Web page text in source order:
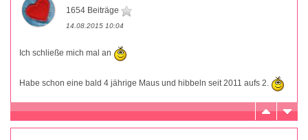
1654 Beiträge
14.08.2015 10:04
Ich schließe mich mal an
Habe schon eine bald 4 jährige Maus und hibbeln seit 2011 aufs 2.